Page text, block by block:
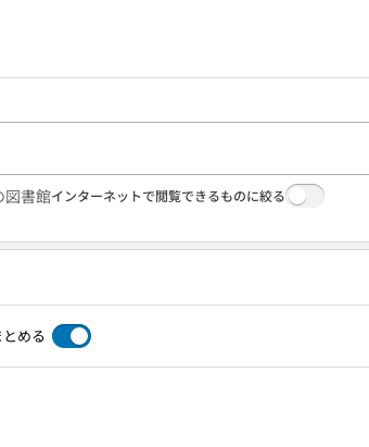
図書館インターネットで閲覧できるものに絞る
める